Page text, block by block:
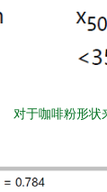
对于咖啡粉形状